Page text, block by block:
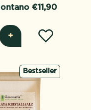
lontano €11,90
+
Bestseller